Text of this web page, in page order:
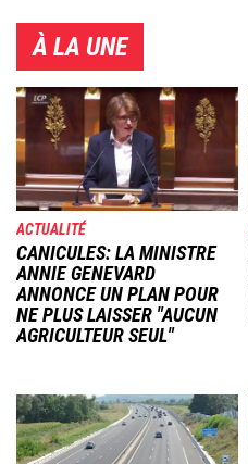
À LA UNE
Image
ACTUALITÉ
CANICULES: LA MINISTRE
ANNIE GENEVARD
ANNONCE UN PLAN POUR
NE PLUS LAISSER "AUCUN
AGRICULTEUR SEUL"
Image